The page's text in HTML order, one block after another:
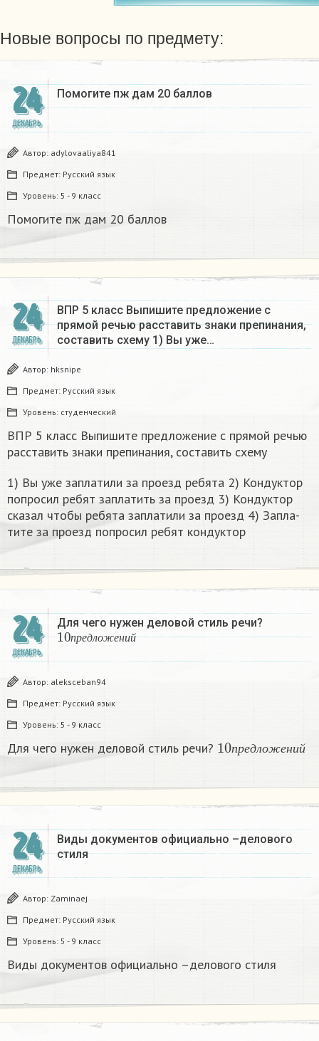
Новые вопросы по предмету:
24
ДЕКАБРЬ
Помогите пж дам 20 баллов ​
Автор: adylovaaliya841
Предмет: Русский язык
Уровень: 5 - 9 класс
Помогите пж дам 20 баллов ​
24
ДЕКАБРЬ
ВПР 5 класс Выпишите предложение с
прямой речью расставить знаки препинания,
составить схему 1) Вы уже…
Автор: hksnipe
Предмет: Русский язык
Уровень: студенческий
ВПР 5 класс Выпишите предложение с прямой речью
расставить знаки препинания, составить схему
1) Вы уже за­пла­ти­ли за про­езд ре­бя­та 2) Кон­дук­тор
по­про­сил ребят за­пла­тить за про­езд 3) Кон­дук­тор
ска­зал чтобы ре­бя­та за­пла­ти­ли за про­езд 4) За­пла­
ти­те за про­езд по­про­сил ребят кон­дук­тор​
24
ДЕКАБРЬ
Для чего нужен деловой стиль речи?
пре дложений
10п редложен ий
Автор: aleksceban94
Предмет: Русский язык
Уровень: 5 - 9 класс
Для чего нужен деловой стиль речи? пре дл ожен и й
10
24
ДЕКАБРЬ
Виды документов официально –делового
стиля
Автор: Zaminaej
Предмет: Русский язык
Уровень: 5 - 9 класс
Виды документов официально –делового стиля